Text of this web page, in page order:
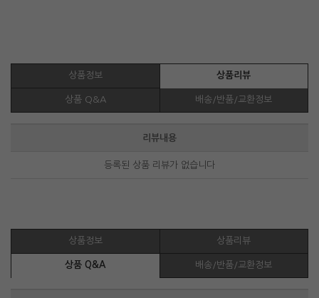
상품정보 상품리뷰
상품 Q&A 배송/반품/교환정보
리뷰내용
등록된 상품 리뷰가 없습니다
상품정보 상품리뷰
상품 Q&A 배송/반품/교환정보